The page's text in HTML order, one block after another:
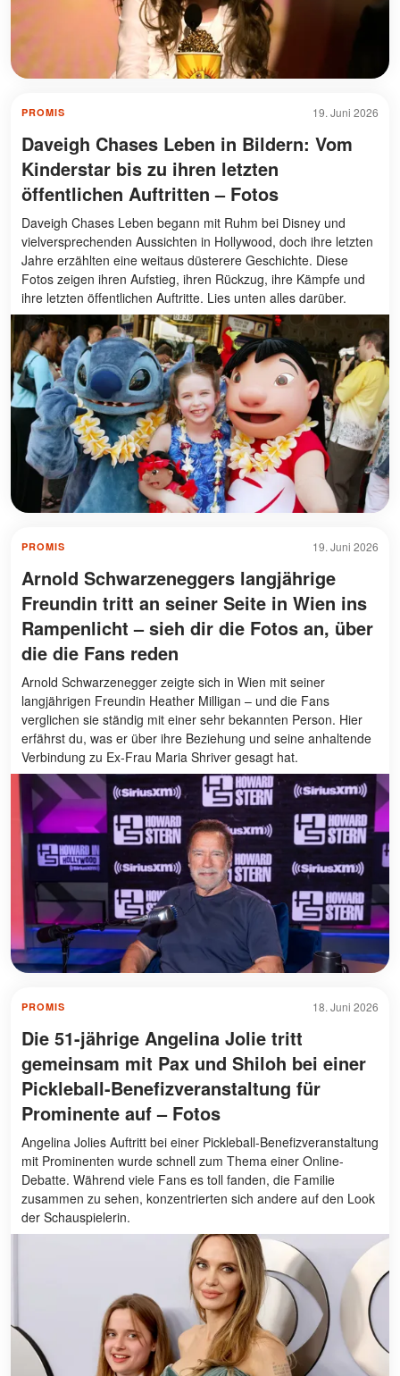
19. Juni 2026
PROMIS
Daveigh Chases Leben in Bildern: Vom
Kinderstar bis zu ihren letzten
öffentlichen Auftritten – Fotos
Daveigh Chases Leben begann mit Ruhm bei Disney und
vielversprechenden Aussichten in Hollywood, doch ihre letzten
Jahre erzählten eine weitaus düsterere Geschichte. Diese
Fotos zeigen ihren Aufstieg, ihren Rückzug, ihre Kämpfe und
ihre letzten öffentlichen Auftritte. Lies unten alles darüber.
19. Juni 2026
PROMIS
Arnold Schwarzeneggers langjährige
Freundin tritt an seiner Seite in Wien ins
Rampenlicht – sieh dir die Fotos an, über
die die Fans reden
Arnold Schwarzenegger zeigte sich in Wien mit seiner
langjährigen Freundin Heather Milligan – und die Fans
verglichen sie ständig mit einer sehr bekannten Person. Hier
erfährst du, was er über ihre Beziehung und seine anhaltende
Verbindung zu Ex-Frau Maria Shriver gesagt hat.
18. Juni 2026
PROMIS
Die 51-jährige Angelina Jolie tritt
gemeinsam mit Pax und Shiloh bei einer
Pickleball-Benefizveranstaltung für
Prominente auf – Fotos
Angelina Jolies Auftritt bei einer Pickleball-Benefizveranstaltung
mit Prominenten wurde schnell zum Thema einer Online-
Debatte. Während viele Fans es toll fanden, die Familie
zusammen zu sehen, konzentrierten sich andere auf den Look
der Schauspielerin.